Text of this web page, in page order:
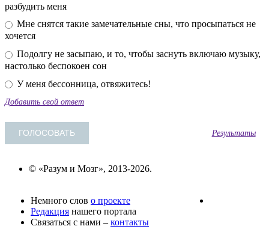
разбудить меня
Мне снятся такие замечательные сны, что просыпаться не
хочется
Подолгу не засыпаю, и то, чтобы заснуть включаю музыку,
настолько беспокоен сон
У меня бессонница, отвяжитесь!
Добавить свой ответ
Результаты
© «Разум и Мозг», 2013-2026.
Немного слов о проекте
Редакция нашего портала
Связаться с нами – контакты